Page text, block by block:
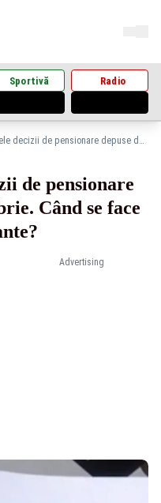
Sportivă Radio
Au ajuns primele decizii de pensionare depuse după 1 septembrie. Când se face plata drepturilor restante?
Advertising
de pensionare
Când se face